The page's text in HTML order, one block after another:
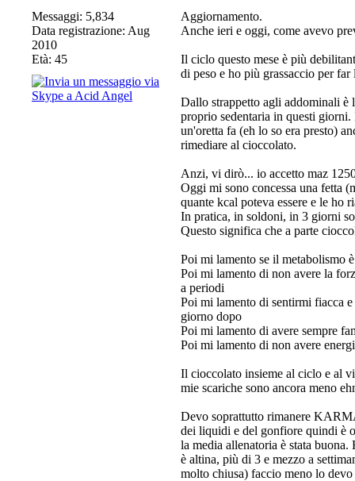
Messaggi: 5,834
Data registrazione: Aug
2010
Età: 45
Aggiornamento.
Anche ieri e oggi, come avevo
Il ciclo questo mese è più
di peso e ho più grassaccio per
Dallo strappetto agli addominali è
proprio sedentaria in questi giorni.
un'oretta fa (eh lo so era presto)
rimediare al cioccolato.
Anzi, vi dirò... io accetto maz
Oggi mi sono concessa una fetta
quante kcal poteva essere e le ho
In pratica, in soldoni, in 3 giorni
Questo significa che a parte
Poi mi lamento se il metabolismo
Poi mi lamento di non avere la
a periodi
Poi mi lamento di sentirmi fiacca
giorno dopo
Poi mi lamento di avere sempre
Poi mi lamento di non avere
Il cioccolato insieme al ciclo e al
mie scariche sono ancora meno
Devo soprattutto rimanere
dei liquidi e del gonfiore quindi è
la media allenatoria è stata
è altina, più di 3 e mezzo a
molto chiusa) faccio meno lo devo